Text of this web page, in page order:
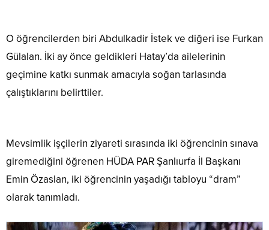
O öğrencilerden biri Abdulkadir İstek ve diğeri ise Furkan
Gülalan. İki ay önce geldikleri Hatay’da ailelerinin
geçimine katkı sunmak amacıyla soğan tarlasında
çalıştıklarını belirttiler.
Mevsimlik işçilerin ziyareti sırasında iki öğrencinin sınava
giremediğini öğrenen HÜDA PAR Şanlıurfa İl Başkanı
Emin Özaslan, iki öğrencinin yaşadığı tabloyu “dram”
olarak tanımladı.